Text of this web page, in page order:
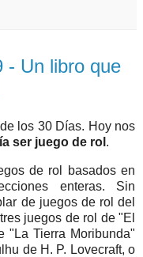
- Un libro que
los 30 Días. Hoy nos
ser juego de rol .
de rol basados en
enteras. Sin
de juegos de rol del
juegos de rol de "El
"La Tierra Moribunda"
de H. P. Lovecraft, o